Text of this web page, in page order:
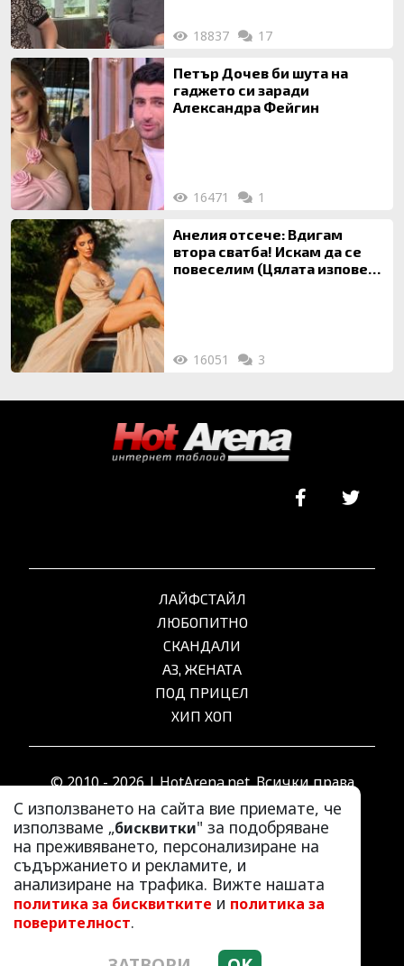
18837 17
Петър Дочев би шута на
гаджето си заради
Александра Фейгин
16471 1
Анелия отсече: Вдигам
втора сватба! Искам да се
повеселим (Цялата изповед
16051 3
С използването на сайта вие приемате, че
използваме „бисквитки" за подобряване
на преживяването, персонализиране на
съдържанието и рекламите, и
анализиране на трафика. Вижте нашата
политика за бисквитките и политика за
поверителност.
ЛАЙФСТАЙЛ
ЛЮБОПИТНО
СКАНДАЛИ
АЗ, ЖЕНАТА
ПОД ПРИЦЕЛ
ХИП ХОП
© 2010 - 2026 | HotArena.net. Всички права
запазени.
РЕКЛАМА
КОНТАКТИ
ОБЩИ УСЛОВИЯ
ПОЛИТИКА ЗА ПОВЕРИТЕЛНОСТ
ПОЛИТИКА ЗА БИСКВИТКИТЕ